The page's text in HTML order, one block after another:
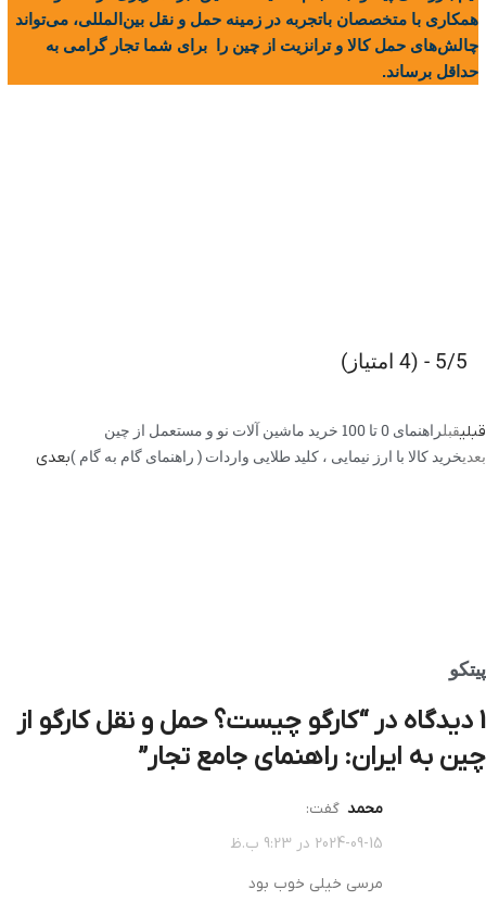
همکاری با متخصصان باتجربه در زمینه حمل و نقل بین‌المللی، می‌تواند
چالش‌های حمل کالا و ترانزیت از چین را برای شما تجار گرامی به
حداقل برساند.
5/5 - (4 امتیاز)
قبلیقبلراهنمای 0 تا 100 خرید ماشین آلات نو و مستعمل از چین
بعدیخرید کالا با ارز نیمایی ، کلید طلایی واردات ( راهنمای گام به گام )بعدی
پیتکو
1 دیدگاه در “
کارگو چیست؟ حمل و نقل کارگو از
چین به ایران: راهنمای جامع تجار”
محمد گفت:
2024-09-15 در 9:23 ب.ظ
مرسی خیلی خوب بود